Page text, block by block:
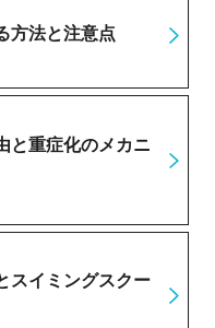
方法と注意点
と重症化のメカニ
スイミングスクー